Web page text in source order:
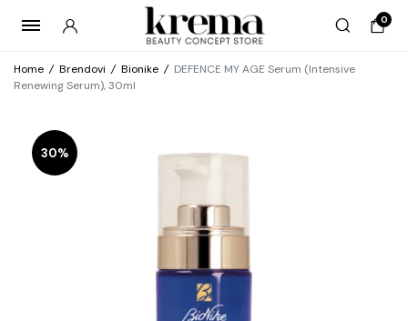
0
Home / Brendovi / Bionike / DEFENCE MY AGE Serum (Intensive
Renewing Serum), 30ml
30%